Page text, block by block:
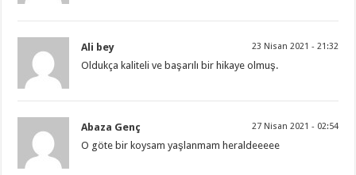
Ali bey 23 Nisan 2021 - 21:32
Oldukça kaliteli ve başarılı bir hikaye olmuş.
Abaza Genç 27 Nisan 2021 - 02:54
O göte bir koysam yaşlanmam heraldeeeee